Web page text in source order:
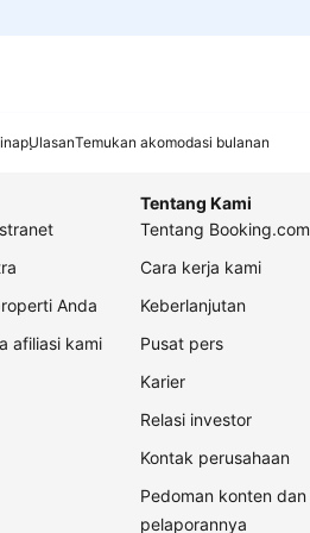
UlasanTemukan akomodasi bulanan
Anda
afiliasi kami
Tentang Kami
Tentang Booking.com
Cara kerja kami
Keberlanjutan
Pusat pers
Karier
Relasi investor
Kontak perusahaan
Pedoman konten dan
pelaporannya